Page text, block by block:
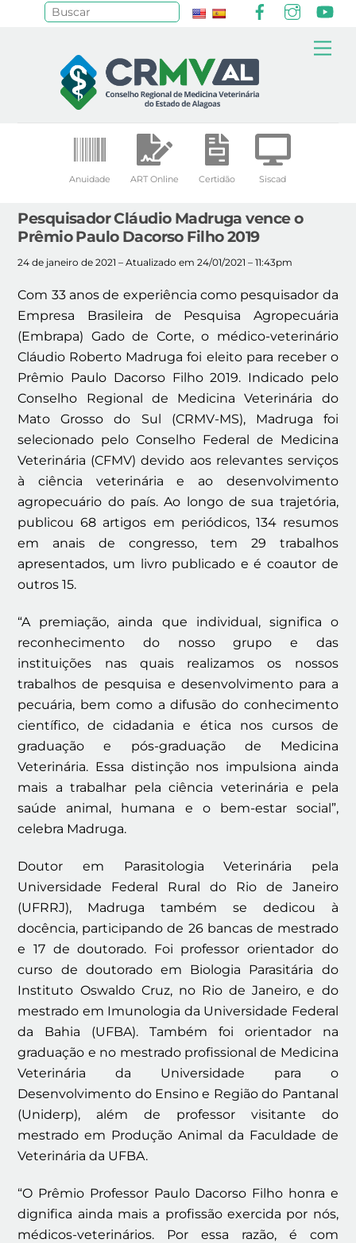
Anuidade ART Online Certidão Siscad
Pesquisador Cláudio Madruga vence o
Prêmio Paulo Dacorso Filho 2019
24 de janeiro de 2021 – Atualizado em 24/01/2021 – 11:43pm
Com 33 anos de experiência como pesquisador da
Empresa Brasileira de Pesquisa Agropecuária
(Embrapa) Gado de Corte, o médico-veterinário
Cláudio Roberto Madruga foi eleito para receber o
Prêmio Paulo Dacorso Filho 2019. Indicado pelo
Conselho Regional de Medicina Veterinária do
Mato Grosso do Sul (CRMV-MS), Madruga foi
selecionado pelo Conselho Federal de Medicina
Veterinária (CFMV) devido aos relevantes serviços
à ciência veterinária e ao desenvolvimento
agropecuário do país. Ao longo de sua trajetória,
publicou 68 artigos em periódicos, 134 resumos
em anais de congresso, tem 29 trabalhos
apresentados, um livro publicado e é coautor de
outros 15.
“A premiação, ainda que individual, significa o
reconhecimento do nosso grupo e das
instituições nas quais realizamos os nossos
trabalhos de pesquisa e desenvolvimento para a
pecuária, bem como a difusão do conhecimento
científico, de cidadania e ética nos cursos de
graduação e pós-graduação de Medicina
Veterinária. Essa distinção nos impulsiona ainda
mais a trabalhar pela ciência veterinária e pela
saúde animal, humana e o bem-estar social”,
celebra Madruga.
Doutor em Parasitologia Veterinária pela
Universidade Federal Rural do Rio de Janeiro
(UFRRJ), Madruga também se dedicou à
docência, participando de 26 bancas de mestrado
e 17 de doutorado. Foi professor orientador do
curso de doutorado em Biologia Parasitária do
Instituto Oswaldo Cruz, no Rio de Janeiro, e do
mestrado em Imunologia da Universidade Federal
da Bahia (UFBA). Também foi orientador na
graduação e no mestrado profissional de Medicina
Veterinária da Universidade para o
Desenvolvimento do Ensino e Região do Pantanal
(Uniderp), além de professor visitante do
mestrado em Produção Animal da Faculdade de
Veterinária da UFBA.
“O Prêmio Professor Paulo Dacorso Filho honra e
dignifica ainda mais a profissão exercida por nós,
médicos-veterinários. Por essa razão, é com